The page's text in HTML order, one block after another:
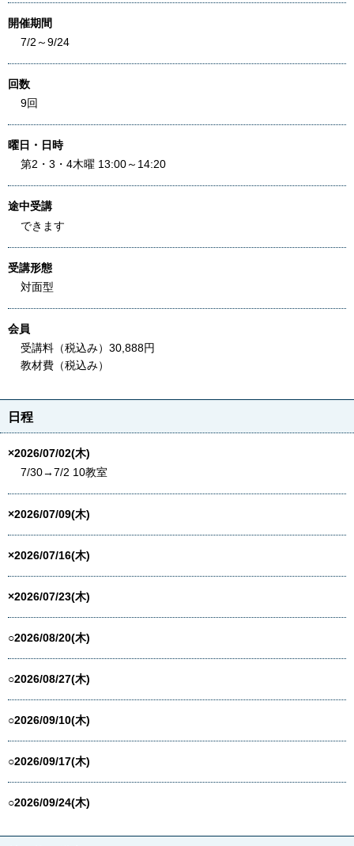
開催期間
7/2～9/24
回数
9回
曜日・日時
第2・3・4木曜 13:00～14:20
途中受講
できます
受講形態
対面型
会員
受講料（税込み）30,888円
教材費（税込み）
日程
×2026/07/02(木)
7/30→7/2 10教室
×2026/07/09(木)
×2026/07/16(木)
×2026/07/23(木)
○2026/08/20(木)
○2026/08/27(木)
○2026/09/10(木)
○2026/09/17(木)
○2026/09/24(木)